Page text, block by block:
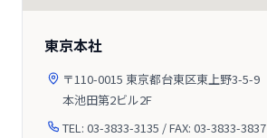
東京本社
〒110-0015 東京都台東区東上野3-5-9
本池田第2ビル2F
TEL: 03-3833-3135 / FAX: 03-3833-3837